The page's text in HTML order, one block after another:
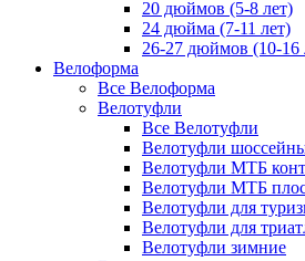
20 дюймов (5-8 лет)
24 дюйма (7-11 лет)
26-27 дюймов (10-16
Велоформа
Все Велоформа
Велотуфли
Все Велотуфли
Велотуфли
Велотуфли МТБ
Велотуфли МТБ
Велотуфли для
Велотуфли для
Велотуфли зимние